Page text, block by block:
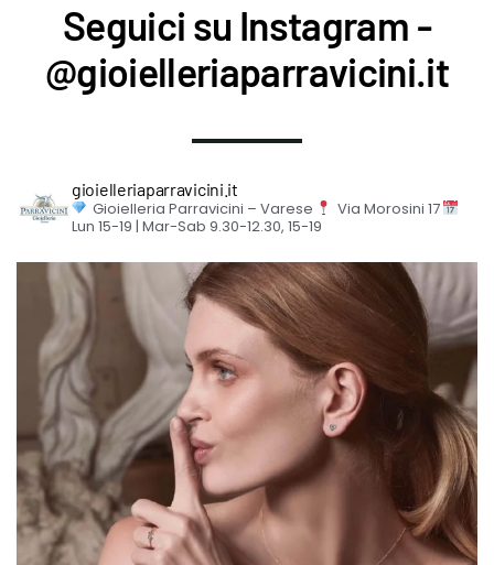
Seguici su Instagram -
@gioielleriaparravicini.it
gioielleriaparravicini.it
Gioielleria Parravicini – Varese
Via Morosini 17
Lun 15-19 | Mar-Sab 9.30-12.30, 15-19